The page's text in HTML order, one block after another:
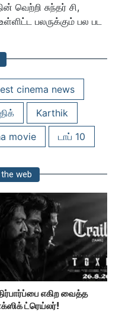
வெற்றி சுந்தர் சி,
பலருக்கும் பல பட
cinema news
Karthik
movie டாப் 10
web
எகிற வைத்த
ட்ரெய்லர்!